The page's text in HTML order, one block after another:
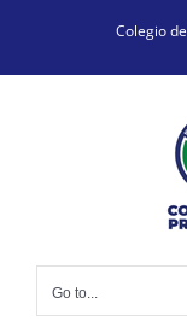
content
Colegio
Go to...